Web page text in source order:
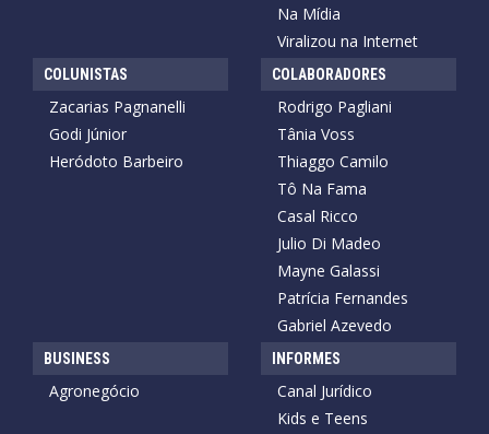
Na Mídia
Viralizou na Internet
COLUNISTAS
Zacarias Pagnanelli
Godi Júnior
Heródoto Barbeiro
COLABORADORES
Rodrigo Pagliani
Tânia Voss
Thiaggo Camilo
Tô Na Fama
Casal Ricco
Julio Di Madeo
Mayne Galassi
Patrícia Fernandes
Gabriel Azevedo
BUSINESS
Agronegócio
INFORMES
Canal Jurídico
Kids e Teens